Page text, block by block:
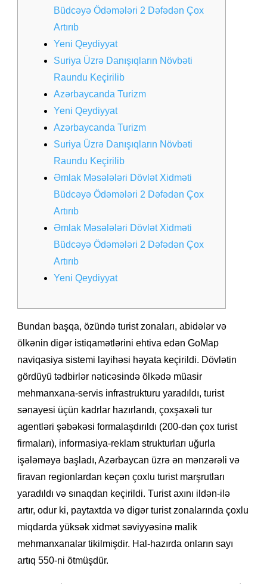
Büdcəyə Ödəmələri 2 Dəfədən Çox
Artırıb
Yeni Qeydiyyat
Suriya Üzrə Danışıqların Növbəti
Raundu Keçirilib
Azərbaycanda Turizm
Yeni Qeydiyyat
Azərbaycanda Turizm
Suriya Üzrə Danışıqların Növbəti
Raundu Keçirilib
Əmlak Məsələləri Dövlət Xidməti
Büdcəyə Ödəmələri 2 Dəfədən Çox
Artırıb
Əmlak Məsələləri Dövlət Xidməti
Büdcəyə Ödəmələri 2 Dəfədən Çox
Artırıb
Yeni Qeydiyyat
Bundan başqa, özündə turist zonaları, abidələr və
ölkənin digər istiqamətlərini ehtiva edən GoMap
naviqasiya sistemi layihəsi həyata keçirildi. Dövlətin
gördüyü tədbirlər nəticəsində ölkədə müasir
mehmanxana-servis infrastrukturu yaradıldı, turist
sənayesi üçün kadrlar hazırlandı, çoxşaxəli tur
agentləri şəbəkəsi formalaşdırıldı (200-dən çox turist
firmaları), informasiya-reklam strukturları uğurla
işələməyə başladı, Azərbaycan üzrə ən mənzərəli və
firavan regionlardan keçən çoxlu turist marşrutları
yaradıldı və sınaqdan keçirildi. Turist axını ildən-ilə
artır, odur ki, paytaxtda və digər turist zonalarında çoxlu
miqdarda yüksək xidmət səviyyəsinə malik
mehmanxanalar tikilmişdir. Hal-hazırda onların sayı
artıq 550-ni ötmüşdür.